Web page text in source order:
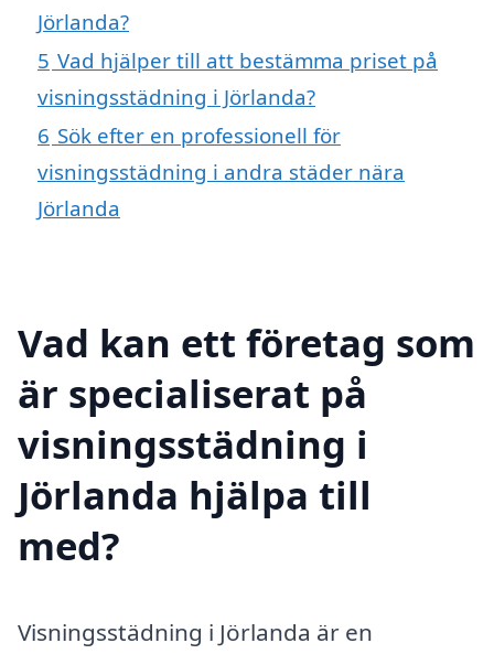
Jörlanda?
5 Vad hjälper till att bestämma priset på
visningsstädning i Jörlanda?
6 Sök efter en professionell för
visningsstädning i andra städer nära
Jörlanda
Vad kan ett företag som
är specialiserat på
visningsstädning i
Jörlanda hjälpa till
med?
Visningsstädning i Jörlanda är en